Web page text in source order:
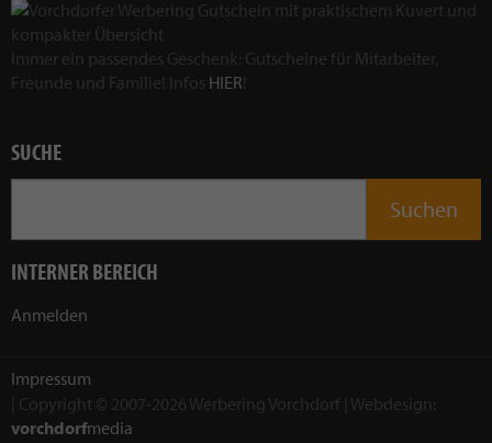
Immer ein passendes Geschenk: Gutscheine für Mitarbeiter,
Freunde und Familie! Infos HIER!
SUCHE
INTERNER BEREICH
Anmelden
Impressum
| Copyright © 2007-2026 Werbering Vorchdorf | Webdesign:
vorchdorfmedia